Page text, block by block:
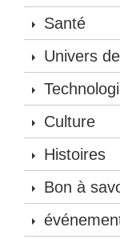
Santé
Univers
Culture
Histoires
Bon à